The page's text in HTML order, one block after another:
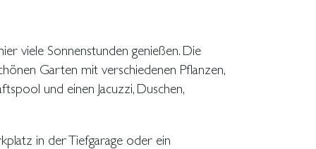
in der Tiefgarage oder ein